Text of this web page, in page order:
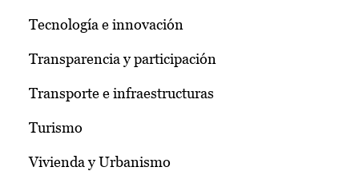
Tecnología e innovación
Transparencia y participación
Transporte e infraestructuras
Turismo
Vivienda y Urbanismo